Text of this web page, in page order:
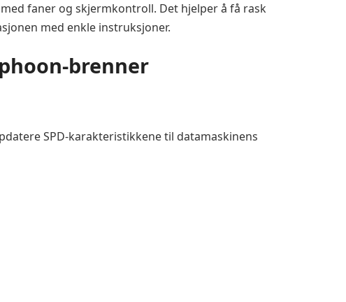
faner og skjermkontroll. Det hjelper å få rask
med enkle instruksjoner.
brenner
SPD-karakteristikkene til datamaskinens